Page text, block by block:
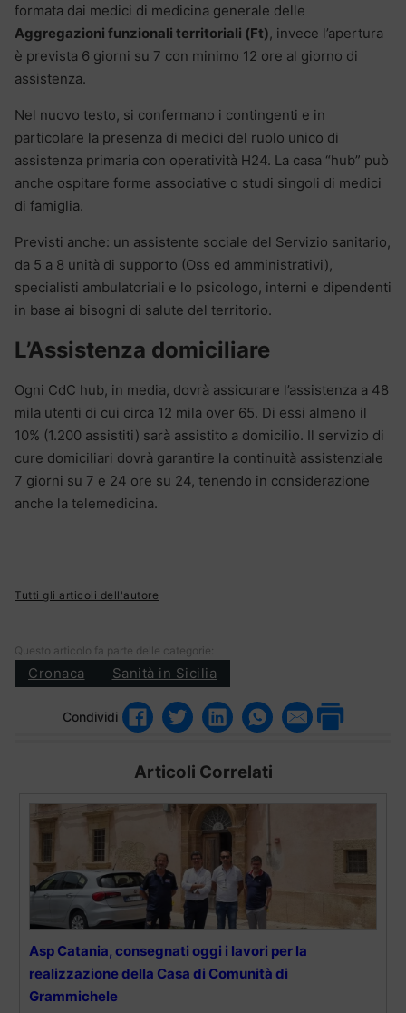
formata dai medici di medicina generale delle
Aggregazioni funzionali territoriali (Ft), invece l’apertura
è prevista 6 giorni su 7 con minimo 12 ore al giorno di
assistenza.
Nel nuovo testo, si confermano i contingenti e in
particolare la presenza di medici del ruolo unico di
assistenza primaria con operatività H24. La casa “hub” può
anche ospitare forme associative o studi singoli di medici
di famiglia.
Previsti anche: un assistente sociale del Servizio sanitario,
da 5 a 8 unità di supporto (Oss ed amministrativi),
specialisti ambulatoriali e lo psicologo, interni e dipendenti
in base ai bisogni di salute del territorio.
L’Assistenza domiciliare
Ogni CdC hub, in media, dovrà assicurare l’assistenza a 48
mila utenti di cui circa 12 mila over 65. Di essi almeno il
10% (1.200 assistiti) sarà assistito a domicilio. Il servizio di
cure domiciliari dovrà garantire la continuità assistenziale
7 giorni su 7 e 24 ore su 24, tenendo in considerazione
anche la telemedicina.
Tutti gli articoli dell'autore
Questo articolo fa parte delle categorie:
Cronaca Sanità in Sicilia
Condividi
Articoli Correlati
Asp Catania, consegnati oggi i lavori per la
realizzazione della Casa di Comunità di
Grammichele